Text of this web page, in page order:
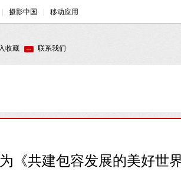
《共建包容发展的美好世